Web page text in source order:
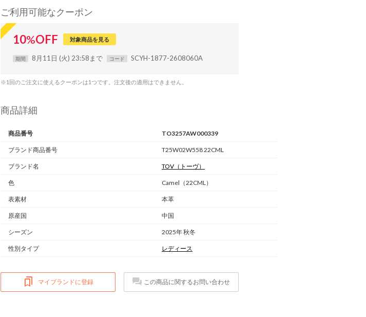
ご利用可能なクーポン
10%OFF 対象商品を見る
期間 8月11日 (火) 23:58まで コード SCYH-1877-2608060A
※1回のご注文に使えるクーポンは1つです。注文後の適用はできません。
商品詳細
商品番号 TO3257AW000339
ブランド商品番号 T25W02W558 22CML
ブランド名 TOV （トーヴ）
色 Camel（22CML）
表素材 本革
原産国 中国
シーズン 2025年 秋冬
性別タイプ レディース
マイブランドに登録 この商品に関するお問い合わせ